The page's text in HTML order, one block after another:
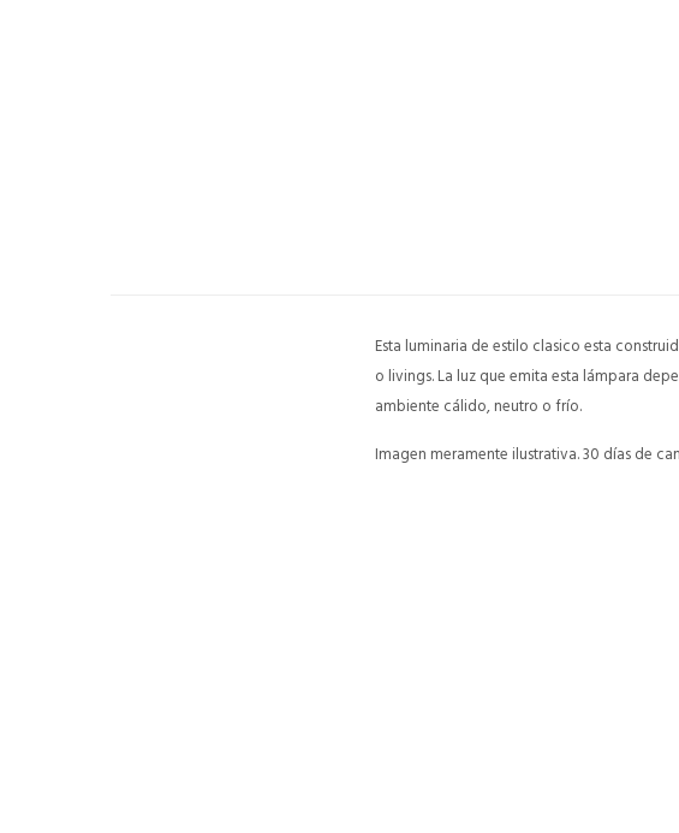
Esta luminaria de estilo clasico esta
o livings. La luz que emita esta lámpara
ambiente cálido, neutro o frío.
Imagen meramente ilustrativa. 30 días de